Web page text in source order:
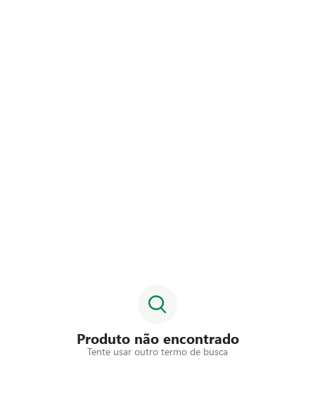
Produto não encontrado
Tente usar outro termo de busca